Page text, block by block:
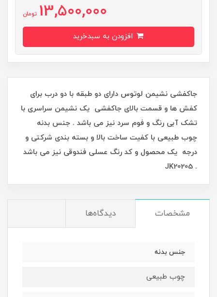
13,500,000 تومان
جاکفشی نشیمن لوتوس دارای دو طبقه با دو درب برای
کفش ها و قسمت بالای جاکفشی یک نشیمن سراسری با
تشک آبی رنگ و فوم سرد نیز می باشد . جنس بدنه
چوب طبیعی با کفیت ساخت بالا و بسته بندی شرکتی و
درجه یک محصول و کد رنگ عسلی فندوقی نیز می باشد
. JK20205
مشخصات دیدگاه‌ها
جنس بدنه
چوب طبیعی